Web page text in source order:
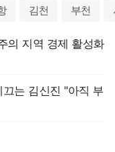
김천 부천
의 지역 경제 활성화
는 김신진 "아직 부